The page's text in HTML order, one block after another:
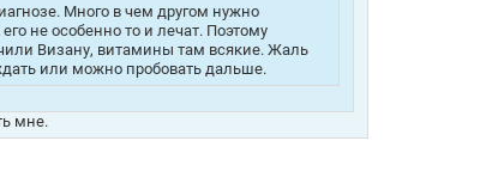
Много в чем другом нужно
не особенно то и лечат. Поэтому
Визану, витамины там всякие. Жаль
или можно пробовать дальше.
мне.